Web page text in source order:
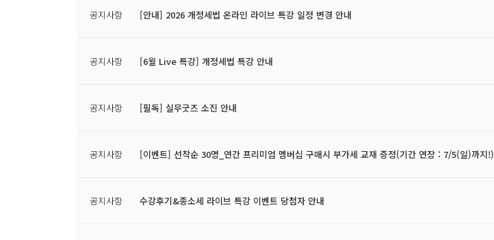
공지사항 [안내] 2026 개정세법 온라인 라이브 특강 일정 변경 안내
공지사항 [6월 Live 특강] 개정세법 특강 안내
공지사항 [필독] 실무굿즈 소진 안내
공지사항 [이벤트] 선착순 30명_연간 프리미엄 멤버십 구매시 부가세 교재 증정(기간 연장 : 7/5(일)까지!)
공지사항 수강후기&종소세 라이브 특강 이벤트 당첨자 안내